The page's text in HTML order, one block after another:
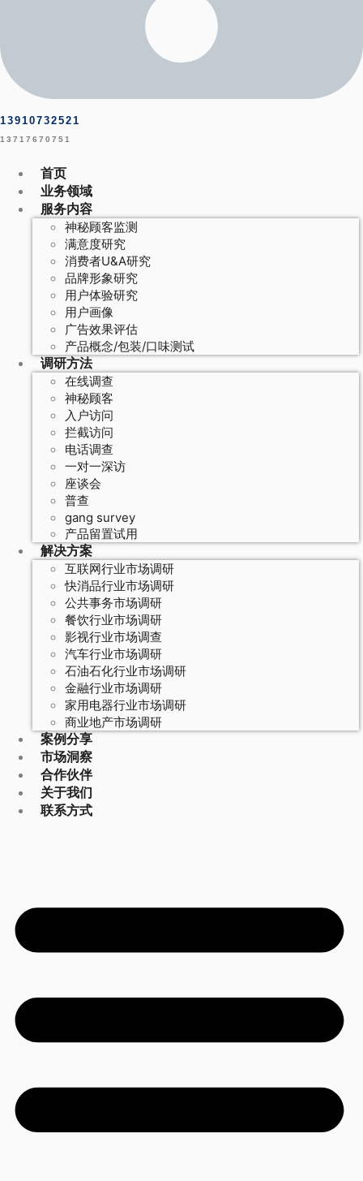
13910732521
13717670751
首页
业务领域
服务内容
神秘顾客监测
满意度研究
消费者U&A研究
品牌形象研究
用户体验研究
用户画像
广告效果评估
产品概念/包装/口味测试
调研方法
在线调查
神秘顾客
入户访问
拦截访问
电话调查
一对一深访
座谈会
普查
gang survey
产品留置试用
解决方案
互联网行业市场调研
快消品行业市场调研
公共事务市场调研
餐饮行业市场调研
影视行业市场调查
汽车行业市场调研
石油石化行业市场调研
金融行业市场调研
家用电器行业市场调研
商业地产市场调研
案例分享
市场洞察
合作伙伴
关于我们
联系方式